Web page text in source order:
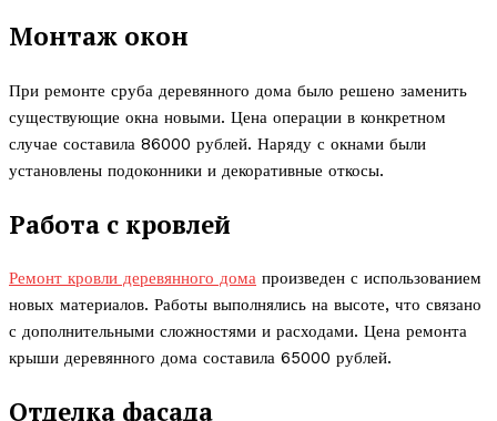
Монтаж окон
При ремонте сруба деревянного дома было решено заменить
существующие окна новыми. Цена операции в конкретном
случае составила 86000 рублей. Наряду с окнами были
установлены подоконники и декоративные откосы.
Работа с кровлей
Ремонт кровли деревянного дома произведен с использованием
новых материалов. Работы выполнялись на высоте, что связано
с дополнительными сложностями и расходами. Цена ремонта
крыши деревянного дома составила 65000 рублей.
Отделка фасада